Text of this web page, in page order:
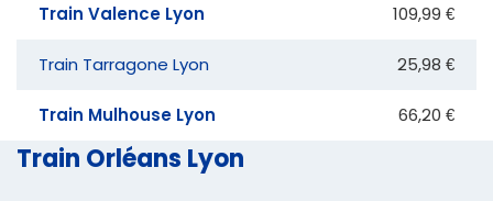
Train Valence Lyon 109,99 €
Train Tarragone Lyon 25,98 €
Train Mulhouse Lyon 66,20 €
Train Orléans Lyon